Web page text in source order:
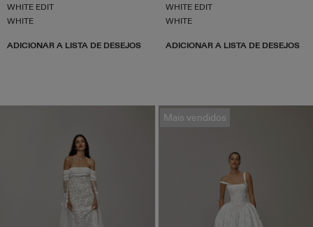
WHITE EDIT
WHITE
ADICIONAR A LISTA DE DESEJOS
WHITE EDIT
WHITE
ADICIONAR A LISTA DE DESEJOS
Mais vendidos